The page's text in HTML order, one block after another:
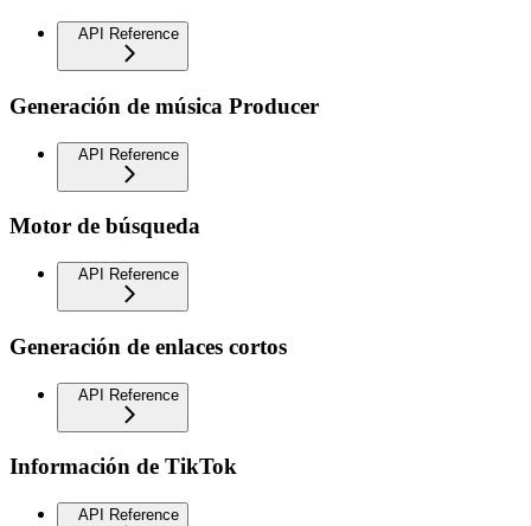
API Reference
Generación de música Producer
API Reference
Motor de búsqueda
API Reference
Generación de enlaces cortos
API Reference
Información de TikTok
API Reference